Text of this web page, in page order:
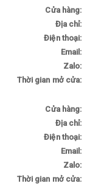
Cửa hàng:
Địa chỉ:
Điện thoại:
Email:
Zalo:
Thời gian mở cửa:
Cửa hàng:
Địa chỉ:
Điện thoại:
Email:
Zalo:
Thời gian mở cửa: